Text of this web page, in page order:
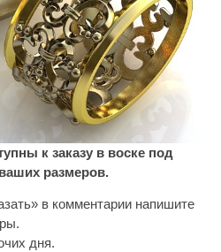
к заказу в воске под
размеров.
в комментарии напишите
дня.